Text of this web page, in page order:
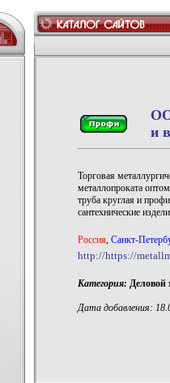
и
Торговая
металлопроката
труба круглая и
сантехнические
Россия, Санкт-
http://https://
Категория: Деловой
Дата добавления: